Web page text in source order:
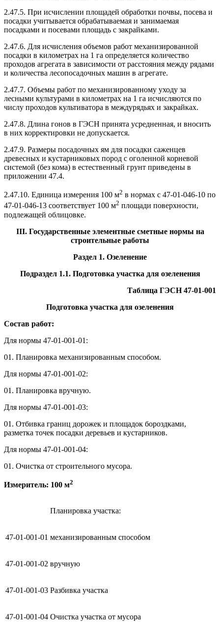
2.47.5. При исчислении площадей обработки почвы, посева и
посадки учитывается обрабатываемая и занимаемая
посадками и посевами площадь с закрайками.
2.47.6. Для исчисления объемов работ механизированной
посадки в километрах на 1 га определяется количество
проходов агрегата в зависимости от расстояния между рядами
и количества лесопосадочных машин в агрегате.
2.47.7. Объемы работ по механизированному уходу за
лесными культурами в километрах на 1 га исчисляются по
числу проходов культиватора в междурядьях и закрайках.
2.47.8. Длина гонов в ГЭСН принята усредненная, и вносить
в них корректировки не допускается.
2.47.9. Размеры посадочных ям для посадки саженцев
древесных и кустарниковых пород с оголенной корневой
системой (без кома) в естественный грунт приведены в
приложении 47.4.
2.47.10. Единица измерения 100 м2 в нормах с 47-01-046-10 по
47-01-046-13 соответствует 100 м2 площади поверхности,
подлежащей облицовке.
III. Государственные элементные сметные нормы на
строительные работы
Раздел 1. Озеленение
Подраздел 1.1. Подготовка участка для озеленения
Таблица ГЭСН 47-01-001
Подготовка участка для озеленения
Состав работ:
Для нормы 47-01-001-01:
01. Планировка механизированным способом.
Для нормы 47-01-001-02:
01. Планировка вручную.
Для нормы 47-01-001-03:
01. Отбивка границ дорожек и площадок бороздками,
разметка точек посадки деревьев и кустарников.
Для нормы 47-01-001-04:
01. Очистка от строительного мусора.
Измеритель: 100 м2
Планировка участка:
47-01-001-01 механизированным способом
47-01-001-02 вручную
47-01-001-03 Разбивка участка
47-01-001-04 Очистка участка от мусора